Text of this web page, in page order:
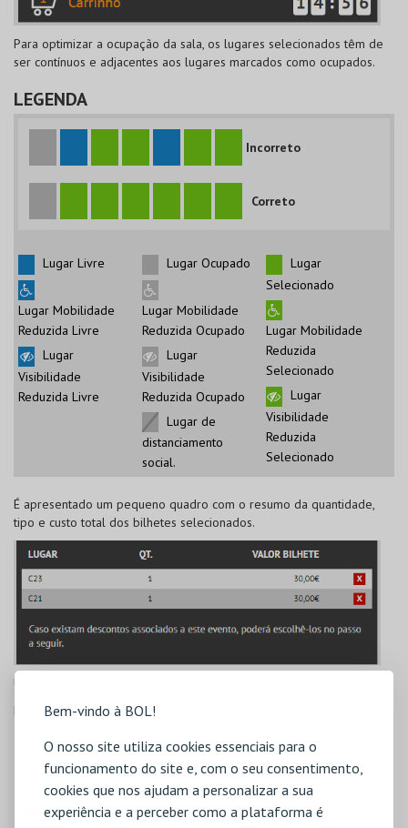
Bem-vindo à BOL!
O nosso site utiliza cookies essenciais para o
funcionamento do site e, com o seu consentimento,
cookies que nos ajudam a personalizar a sua
experiência e a perceber como a plataforma é
Para optimizar a ocupação da sala, os lugares selecionados têm de
ser contínuos e adjacentes aos lugares marcados como ocupados.
LEGENDA
Incorreto
Correto
Lugar Livre
Lugar Mobilidade
Reduzida Livre
Lugar
Visibilidade
Reduzida Livre
Lugar Ocupado
Lugar Mobilidade
Reduzida Ocupado
Lugar
Visibilidade
Reduzida Ocupado
Lugar de
distanciamento
social.
Lugar
Selecionado
Lugar Mobilidade
Reduzida
Selecionado
Lugar
Visibilidade
Reduzida
Selecionado
É apresentado um pequeno quadro com o resumo da quantidade,
tipo e custo total dos bilhetes selecionados.
Utilize o botão
PressioneSeguintepara avançar para o próximo passo.
CARRINHO